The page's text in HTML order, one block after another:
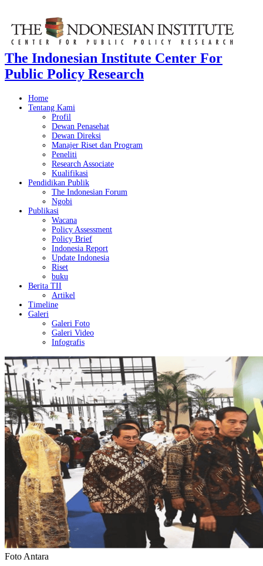
The Indonesian Institute Center For
Public Policy Research
Home
Tentang Kami
Profil
Dewan Penasehat
Dewan Direksi
Manajer Riset dan Program
Peneliti
Research Associate
Kualifikasi
Pendidikan Publik
The Indonesian Forum
Ngobi
Publikasi
Wacana
Policy Assessment
Policy Brief
Indonesia Report
Update Indonesia
Riset
buku
Berita TII
Artikel
Timeline
Galeri
Galeri Foto
Galeri Video
Infografis
Foto Antara